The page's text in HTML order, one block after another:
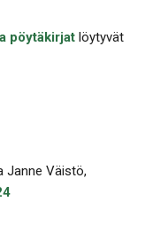
pöytäkirjat löytyvät
Janne Väistö,